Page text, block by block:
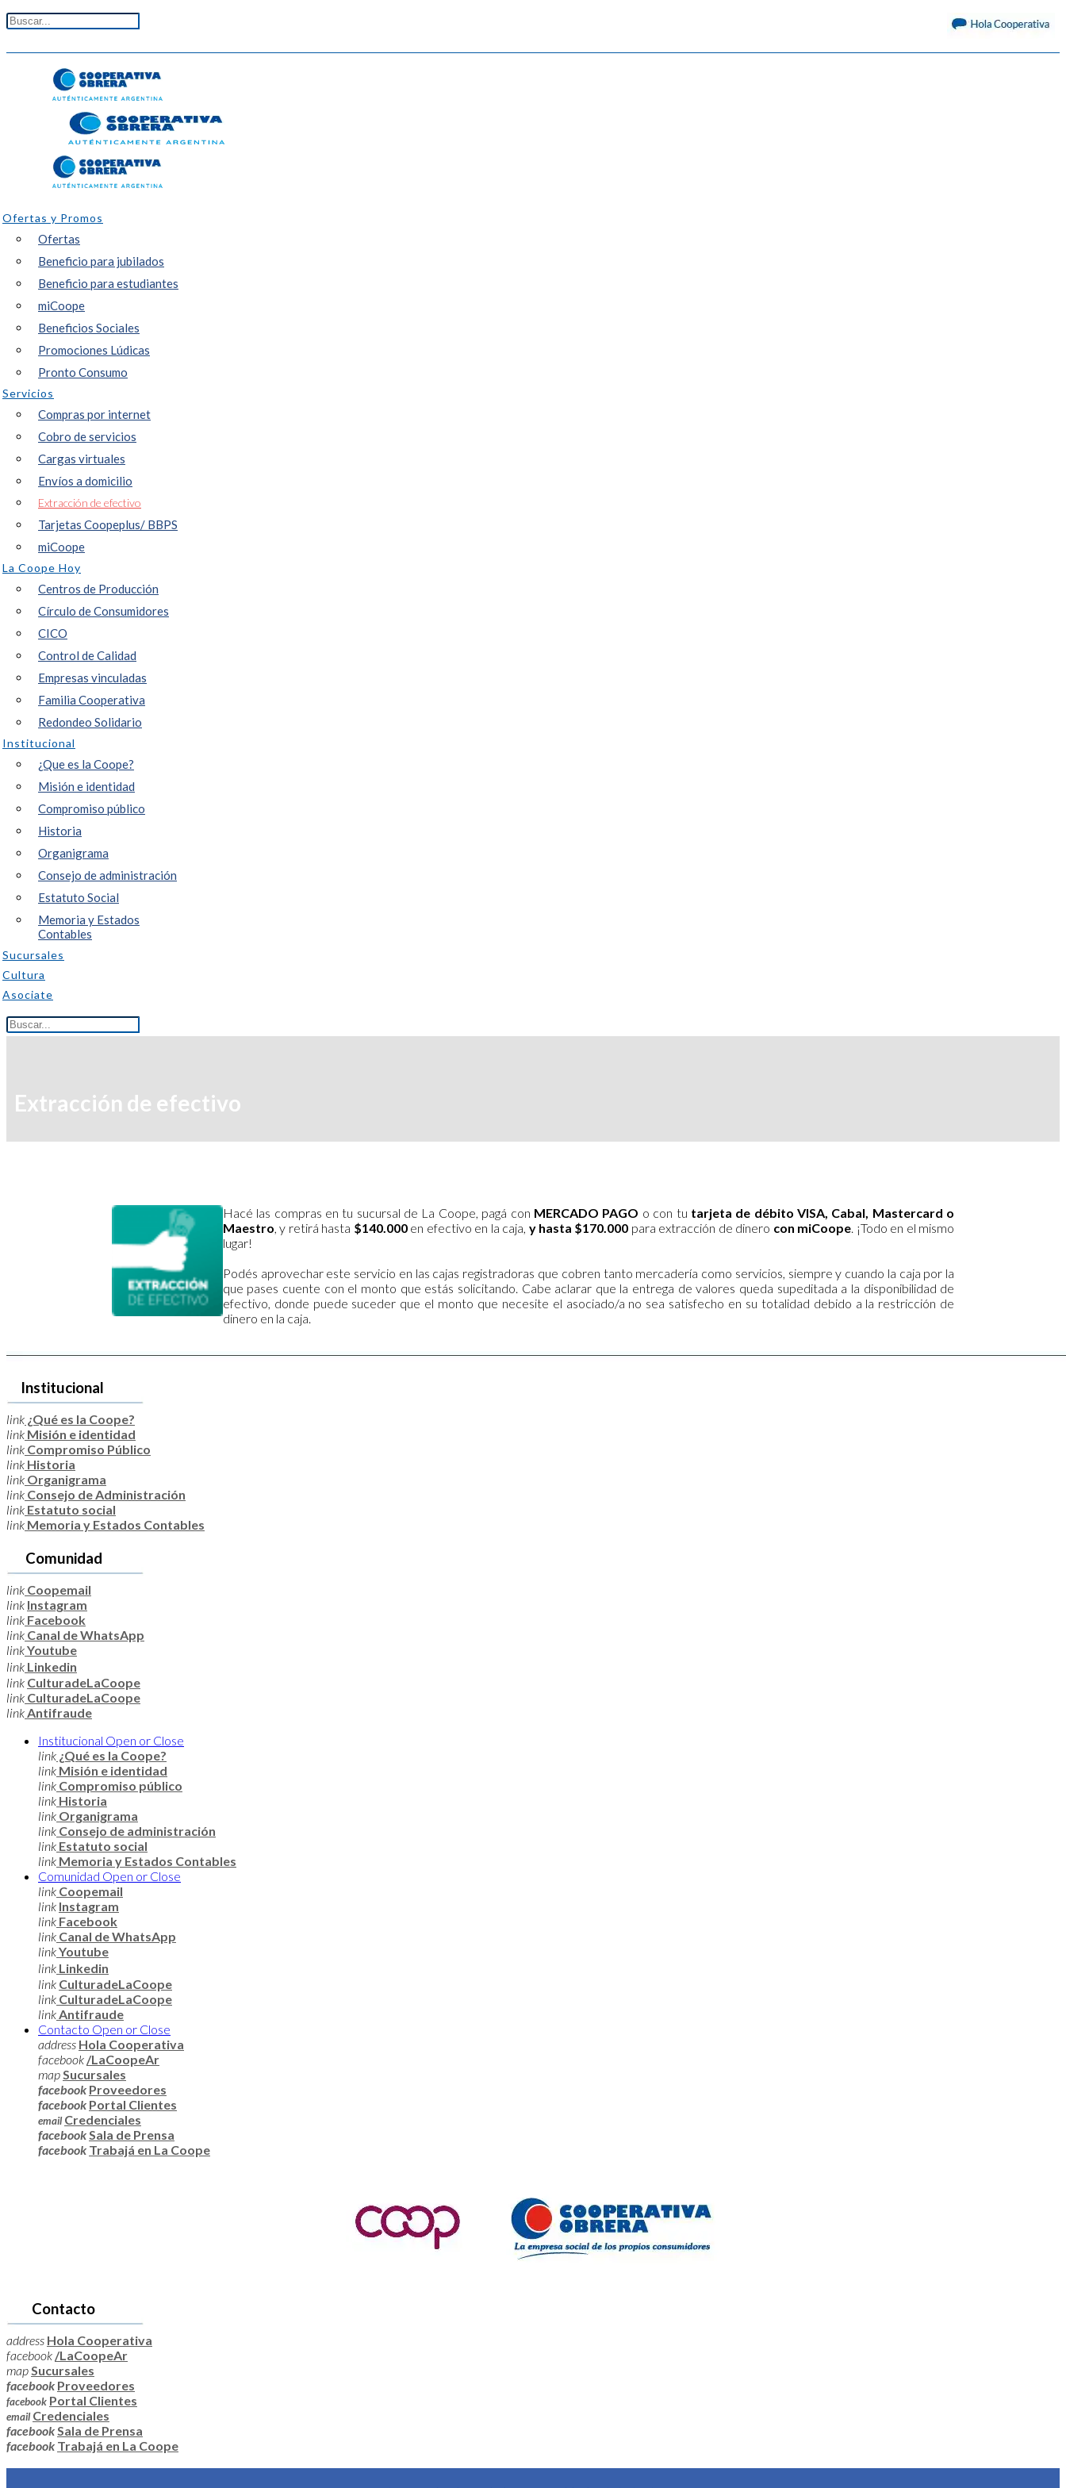
Ofertas y Promos
Ofertas
Beneficio para jubilados
Beneficio para estudiantes
miCoope
Beneficios Sociales
Promociones Lúdicas
Pronto Consumo
Servicios
Compras por internet
Cobro de servicios
Cargas virtuales
Envíos a domicilio
Extracción de efectivo
Tarjetas Coopeplus/ BBPS
miCoope
La Coope Hoy
Centros de Producción
Círculo de Consumidores
CICO
Control de Calidad
Empresas vinculadas
Familia Cooperativa
Redondeo Solidario
Institucional
¿Que es la Coope?
Misión e identidad
Compromiso público
Historia
Organigrama
Consejo de administración
Estatuto Social
Memoria y Estados
Contables
Sucursales
Cultura
Asociate
Extracción de efectivo
Hacé las compras en tu sucursal de La Coope, pagá con MERCADO PAGO o con tu tarjeta de débito VISA, Cabal, Mastercard o
Maestro, y retirá hasta $140.000en efectivo en la caja, y hasta $170.000 para extracción de dinero con miCoope. ¡Todo en el mismo
lugar!
Podés aprovechar este servicio en las cajas registradoras que cobren tanto mercadería como servicios, siempre y cuando la caja por la
que pases cuente con el monto que estás solicitando. Cabe aclarar que la entrega de valores queda supeditada a la disponibilidad de
efectivo, donde puede suceder que el monto que necesite el asociado/a no sea satisfecho en su totalidad debido a la restricción de
dinero en la caja.
Institucional
link ¿Qué es la Coope?
link Misión e identidad
link Compromiso Público
link Historia
link Organigrama
link Consejo de Administración
link Estatuto social
link Memoria y Estados Contables
Comunidad
link Coopemail
link Instagram
link Facebook
link Canal de WhatsApp
linkYoutube
link Linkedin
link CulturadeLaCoope
link CulturadeLaCoope
linkAntifraude
Institucional Open or Close
link ¿Qué es la Coope?
link Misión e identidad
link Compromiso público
link Historia
link Organigrama
link Consejo de administración
link Estatuto social
link Memoria y Estados Contables
Comunidad Open or Close
link Coopemail
link Instagram
link Facebook
link Canal de WhatsApp
linkYoutube
link Linkedin
link CulturadeLaCoope
link CulturadeLaCoope
linkAntifraude
Contacto Open or Close
address Hola Cooperativa
facebook /LaCoopeAr
mapSucursales
facebook Proveedores
facebook Portal Clientes
email Credenciales
facebookSala de Prensa
facebook Trabajá en La Coope
Contacto
address Hola Cooperativa
facebook /LaCoopeAr
mapSucursales
facebook Proveedores
facebook Portal Clientes
email Credenciales
facebookSala de Prensa
facebook Trabajá en La Coope